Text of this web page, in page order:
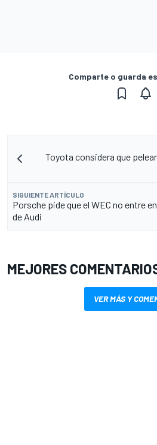
Comparte o guarda
Toyota considera que
SIGUIENTE ARTÍCULO
Porsche pide que el WEC no entre
de Audi
MEJORES
VER MÁS Y